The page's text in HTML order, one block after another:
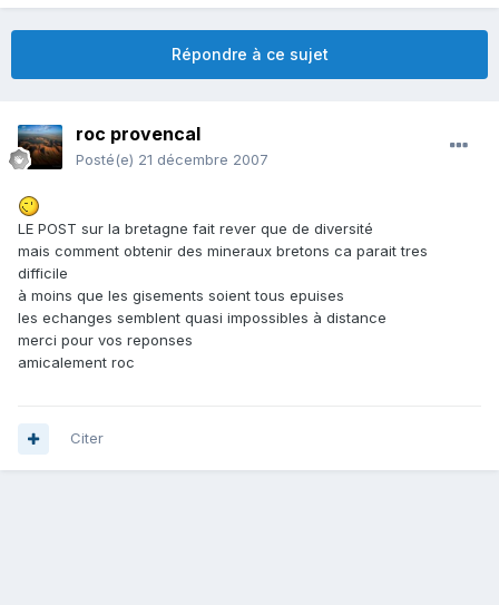
Répondre à ce sujet
roc provencal
Posté(e) 21 décembre 2007
LE POST sur la bretagne fait rever que de diversité
mais comment obtenir des mineraux bretons ca parait tres
difficile
à moins que les gisements soient tous epuises
les echanges semblent quasi impossibles à distance
merci pour vos reponses
amicalement roc
Citer